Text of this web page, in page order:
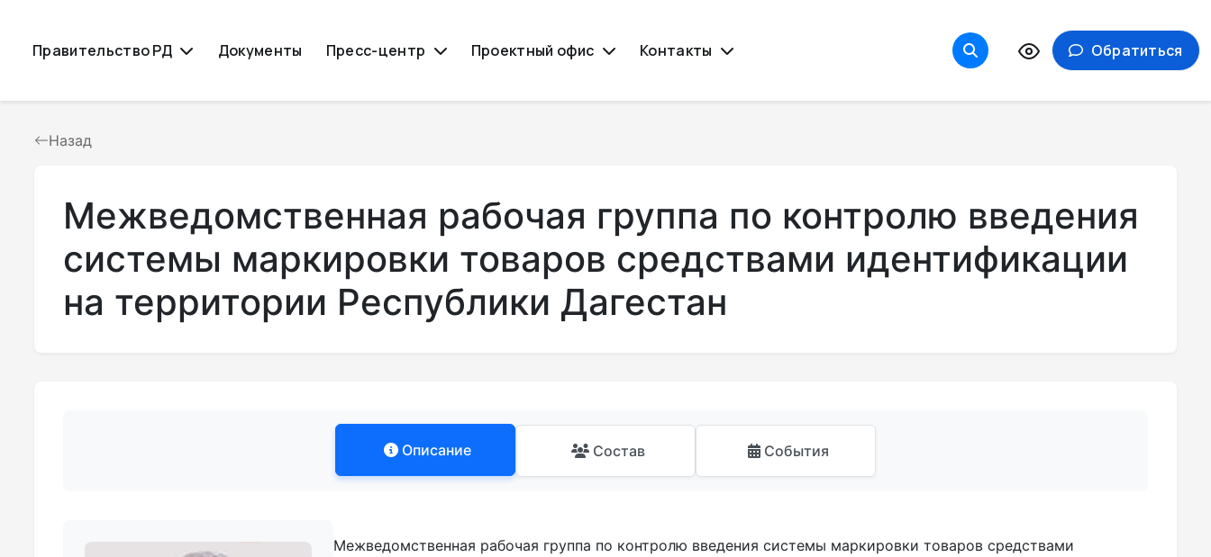
Правительство РД Документы Пресс-центр Проектный офис Контакты Обратиться
Назад
Межведомственная рабочая группа по контролю введения
системы маркировки товаров средствами идентификации
на территории Республики Дагестан
Описание Состав События
Межведомственная рабочая группа по контролю введения системы маркировки товаров средствами